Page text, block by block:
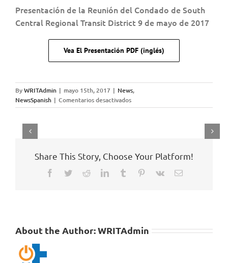
Presentación de la Reunión del Condado de South
Central Regional Transit District 9 de mayo de 2017
Vea El Presentación PDF (inglés)
ByWRITAdmin | mayo 15th, 2017 | News,
NewsSpanish | Comentarios desactivadosen
Reunión
de
mayo
Share This Story, Choose Your Platform!
Facebook
TwitterRedditLinkedInTumblr Pinterest
Vk Email
About the Author:WRITAdmin